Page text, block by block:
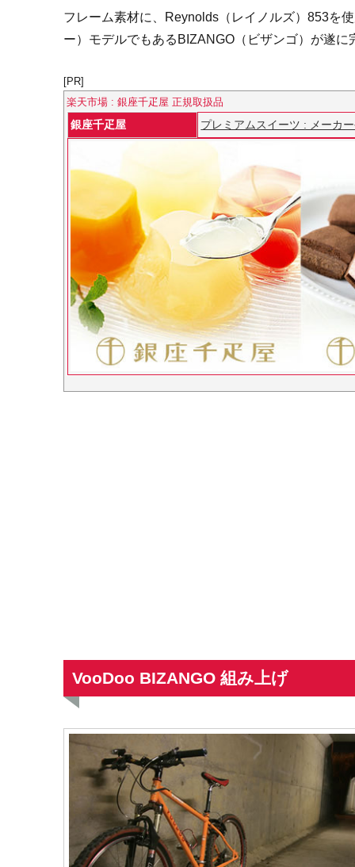
フレーム素材に、Reynolds（レイノルズ）853を
ー）モデルでもあるBIZANGO（ビザンゴ）が遂に
[PR]
楽天市場 : 銀座千疋屋 正規取扱品
銀座千疋屋 プレミアムスイーツ : メーカ
VooDoo BIZANGO 組み上げ